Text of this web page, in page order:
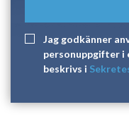
Jag godkänner
personuppgifter i
beskrivs i